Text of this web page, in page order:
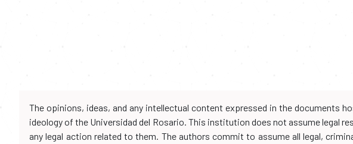
The opinions, ideas, and any intellectual content expressed in the documents
ideology of the Universidad del Rosario. This institution does not assume legal
any legal action related to them. The authors commit to assume all legal,